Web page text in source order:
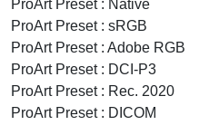
ProArt Preset : Native
ProArt Preset : sRGB
ProArt Preset : Adobe RGB
ProArt Preset : DCI-P3
ProArt Preset : Rec. 2020
ProArt Preset : DICOM